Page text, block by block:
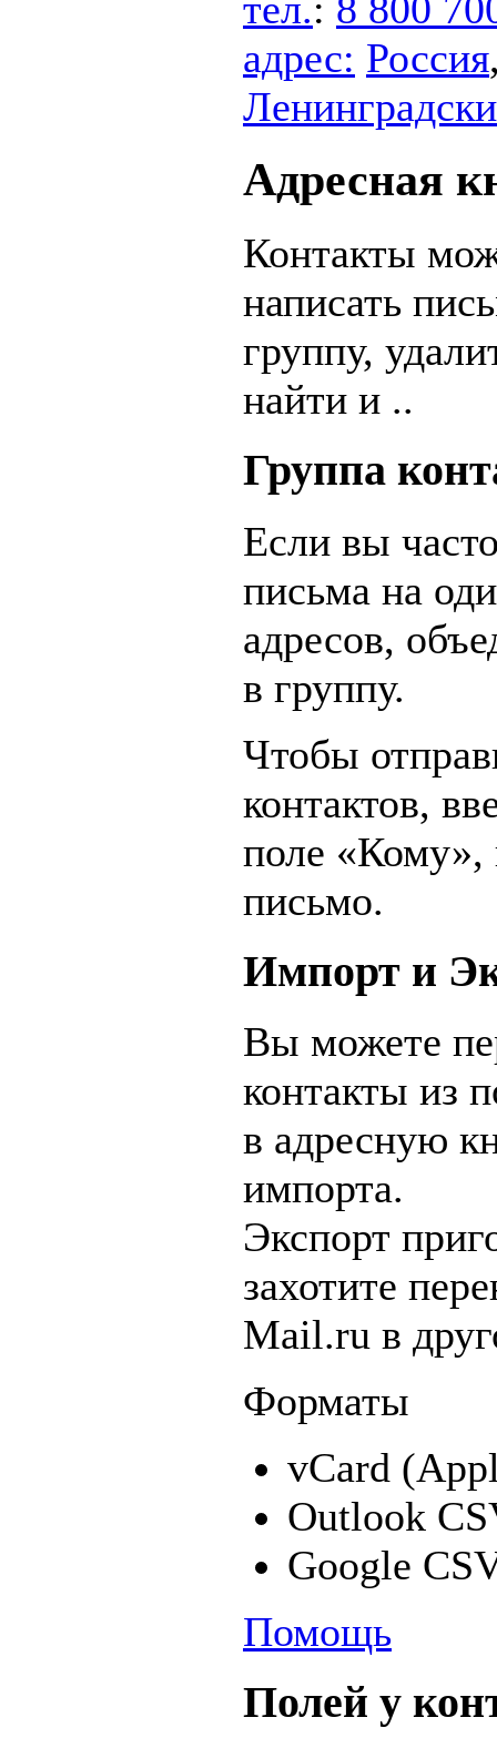
адрес: Россия
Адресная
Контакты
написать
группу,
найти и ..
Группа
Если вы
письма на
адресов,
в группу.
Чтобы
контактов,
поле «Кому»,
письмо.
Импорт и
Вы можете
контакты из
в адресную
импорта.
Экспорт
захотите
Mail.ru в
Форматы
vCard
Outlook
Google
Помощь
Полей у